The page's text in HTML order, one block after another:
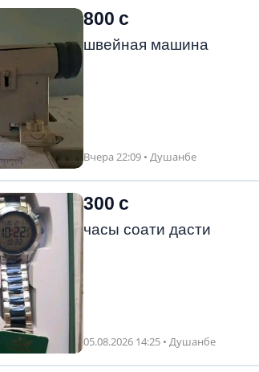
800 с
швейная машина
Вчера 22:09 • Душанбе
300 с
часы соати дасти
05.08.2026 14:25 • Душанбе